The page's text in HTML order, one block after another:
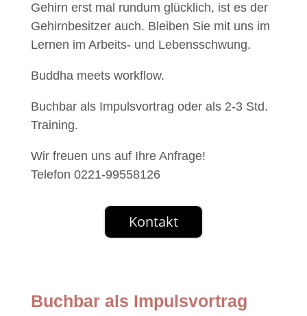
Gehirn erst mal rundum glücklich, ist es der
Gehirnbesitzer auch. Bleiben Sie mit uns im
Lernen im Arbeits- und Lebensschwung.
Buddha meets workflow.
Buchbar als Impulsvortrag oder als 2-3 Std.
Training.
Wir freuen uns auf Ihre Anfrage!
Telefon 0221-99558126
Kontakt
Buchbar als Impulsvortrag